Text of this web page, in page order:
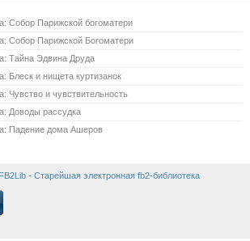
Собор Парижской богоматери
Собор Парижской Богоматери
Тайна Эдвина Друда
Блеск и нищета куртизанок
Чувство и чувствительность
Доводы рассудка
Падение дома Ашеров
FB2Lib - Старейшая электронная fb2-библиотека